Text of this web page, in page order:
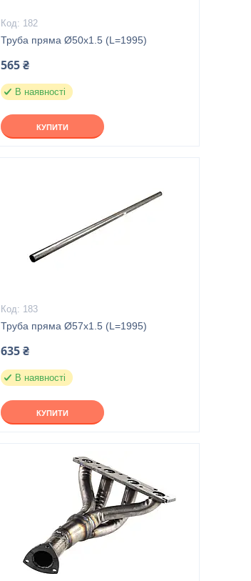
182
Труба пряма Ø50x1.5 (L=1995)
565 ₴
В наявності
КУПИТИ
183
Труба пряма Ø57x1.5 (L=1995)
635 ₴
В наявності
КУПИТИ